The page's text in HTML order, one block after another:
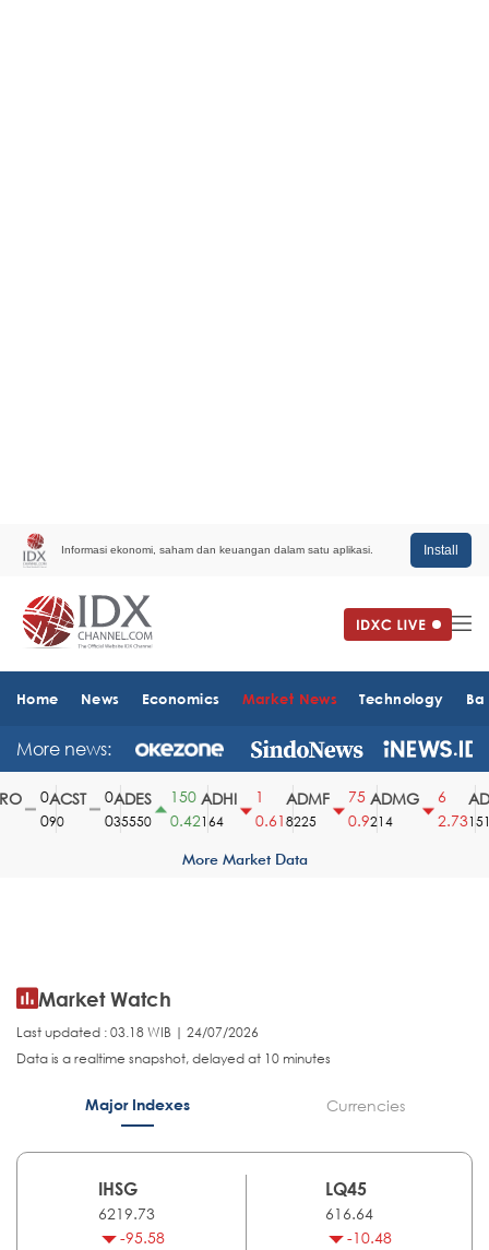
Informasi ekonomi, saham dan keuangan dalam satu aplikasi. Install
Home News Economics Market News Technology
More news:
ACST
90
ADES
35550
150
0.42
ADHI
164
0.61
ADMF
8225
75
0.9
ADMG
214
2.731510
More Market Data
Market Watch
Last updated : 03.18 WIB | 24/07/2026
Data is a realtime snapshot, delayed at 10 minutes
Major Indexes Currencies
IHSG
6219.73
-95.58
LQ45
616.64
-10.48